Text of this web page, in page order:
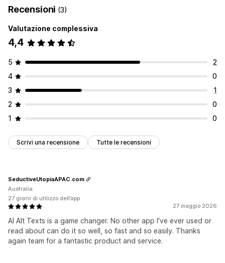
Recensioni (3)
Valutazione complessiva
4,4
5
2
4
0
3
1
2
0
1
0
Scrivi una recensione Tutte le recensioni
27 maggio 2026
AI Alt Texts is a game changer. No other app I've ever used or
read about can do it so well, so fast and so easily. Thanks
again team for a fantastic product and service.
SeductiveUtopiaAPAC.com
Australia
27 giorni di utilizzo dell’app